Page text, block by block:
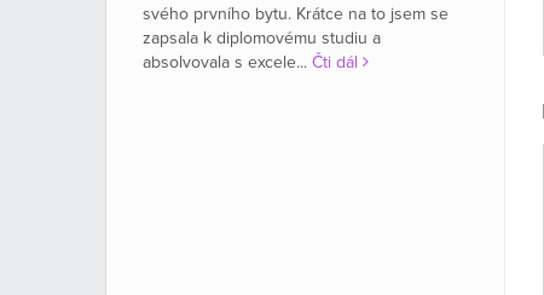
svého prvního bytu. Krátce na to jsem se
zapsala k diplomovému studiu a
absolvovala s excele... Čti dál